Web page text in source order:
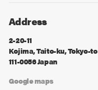
Address
2-20-11
Kojima, Taito-ku, Tokyo-to
111-0056 Japan
Google maps